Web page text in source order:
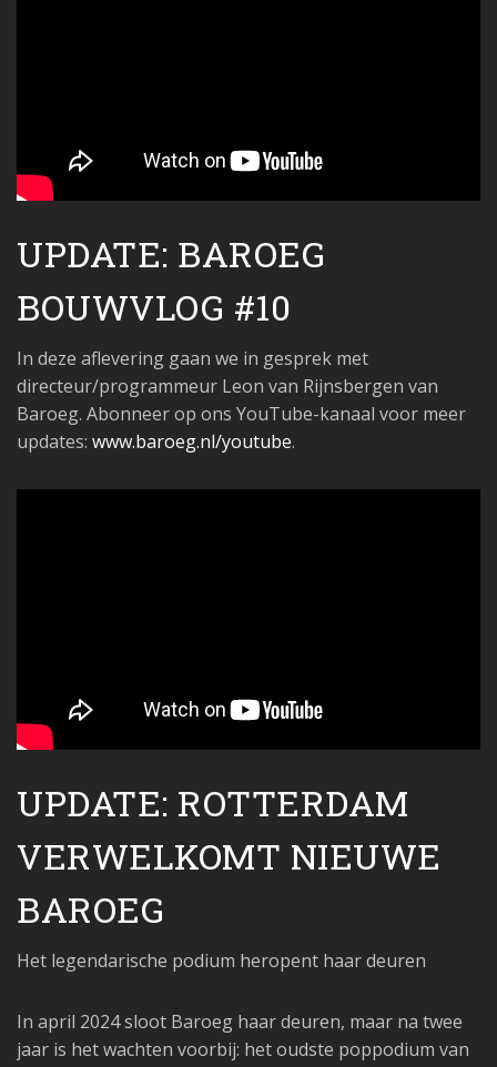
UPDATE: BAROEG
BOUWVLOG #10
In deze aflevering gaan we in gesprek met
directeur/programmeur Leon van Rijnsbergen van
Baroeg. Abonneer op ons YouTube-kanaal voor meer
updates: www.baroeg.nl/youtube.
UPDATE: ROTTERDAM
VERWELKOMT NIEUWE
BAROEG
Het legendarische podium heropent haar deuren
In april 2024 sloot Baroeg haar deuren, maar na twee
jaar is het wachten voorbij: het oudste poppodium van